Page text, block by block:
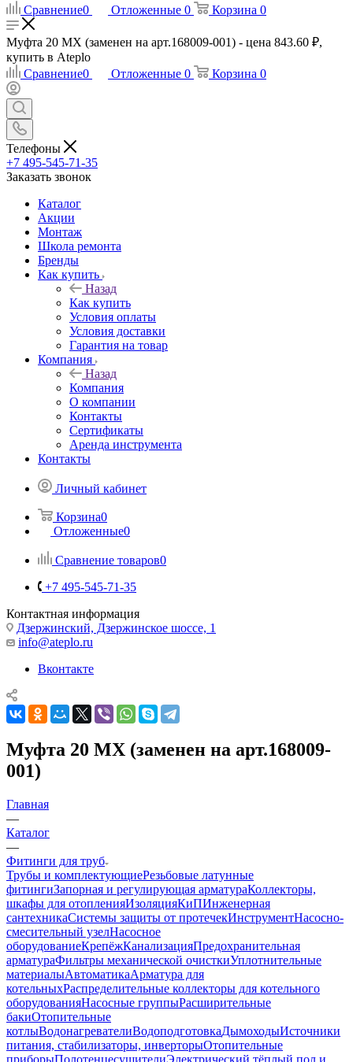
Сравнение0 Отложенные 0 Корзина 0
Муфта 20 МХ (заменен на арт.168009-001) - цена 843.60 ₽,
купить в Ateplo
Сравнение0 Отложенные 0 Корзина 0
Телефоны
+7 495-545-71-35
Заказать звонок
Каталог
Акции
Монтаж
Школа ремонта
Бренды
Как купить
Назад
Как купить
Условия оплаты
Условия доставки
Гарантия на товар
Компания
Назад
Компания
О компании
Контакты
Сертификаты
Аренда инструмента
Контакты
Личный кабинет
Корзина0
Отложенные0
Сравнение товаров0
+7 495-545-71-35
Контактная информация
Дзержинский, Дзержинское шоссе, 1
info@ateplo.ru
Вконтакте
Муфта 20 МХ (заменен на арт.168009-
001)
Главная
—
Каталог
—
Фитинги для труб
Трубы и комплектующиеРезьбовые латунные
фитингиЗапорная и регулирующая арматураКоллекторы,
шкафы для отопленияИзоляцияКиПИнженерная
сантехникаСистемы защиты от протечекИнструментНасосно-
смесительный узелНасосное
оборудованиеКрепёжКанализацияПредохранительная
арматураФильтры механической очисткиУплотнительные
материалыАвтоматикаАрматура для
котельныхРаспределительные коллекторы для котельного
оборудованияНасосные группыРасширительные
бакиОтопительные
котлыВодонагревателиВодоподготовкаДымоходыИсточники
питания, стабилизаторы, инверторыОтопительные
приборыПолотенцесушителиЭлектрический тёплый пол и